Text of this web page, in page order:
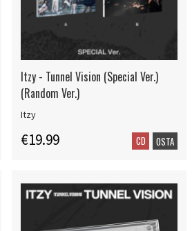
Itzy - Tunnel Vision (Special Ver.)
(Random Ver.)
Itzy
€19.99 CD OSTA